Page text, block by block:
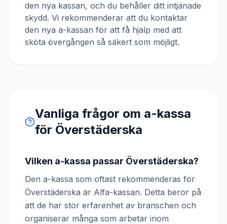
den nya kassan, och du behåller ditt intjänade
skydd. Vi rekommenderar att du kontaktar
den nya a-kassan för att få hjälp med att
sköta övergången så säkert som möjligt.
Vanliga frågor om a-kassa
för Överstäderska
Vilken a-kassa passar Överstäderska?
Den a-kassa som oftast rekommenderas för
Överstäderska är Alfa-kassan. Detta beror på
att de har stor erfarenhet av branschen och
organiserar många som arbetar inom